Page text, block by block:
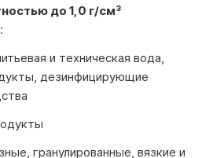
до 1,0 г/см³
и техническая вода,
дезинфицирующие
гранулированные, вязкие и